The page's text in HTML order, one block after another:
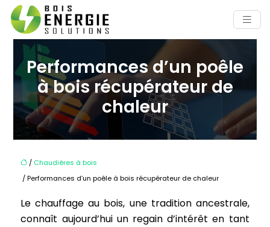
Performances d’un poêle
à bois récupérateur de
chaleur
/ Chaudières à bois
/ Performances d’un poêle à bois récupérateur de chaleur
Le chauffage au bois, une tradition ancestrale,
connaît aujourd’hui un regain d’intérêt en tant